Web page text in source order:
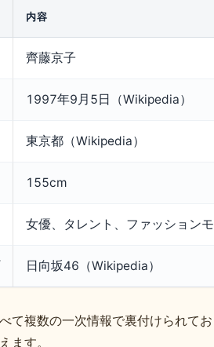
内容
齊藤京子
1997年9月5日（Wikipedia）
東京都（Wikipedia）
155cm
女優、タレント、ファッション
日向坂46（Wikipedia）
て複数の一次情報で裏付けられて
ます。